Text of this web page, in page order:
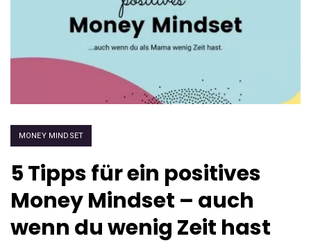
MONEY MINDSET
5 Tipps für ein positives
Money Mindset – auch
wenn du wenig Zeit hast